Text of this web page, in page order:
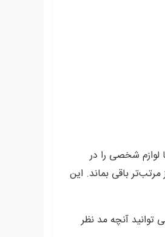
لوازم شخصی را در
باقی بماند. این
آنچه مد نظر